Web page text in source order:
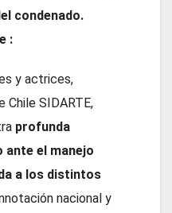
condenado.
:
y actrices,
SIDARTE,
profunda
ante el manejo
a los distintos
nacional y